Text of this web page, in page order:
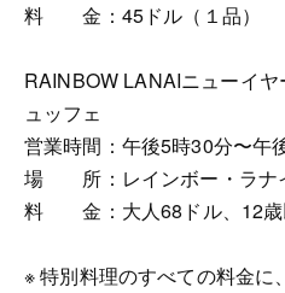
料 金：45ドル（１品）
RAINBOW LANAIニューイ
ュッフェ
営業時間：午後5時30分〜午
場 所：レインボー・ラナ
料 金：大人68ドル、12歳
※ 特別料理のすべての料金に